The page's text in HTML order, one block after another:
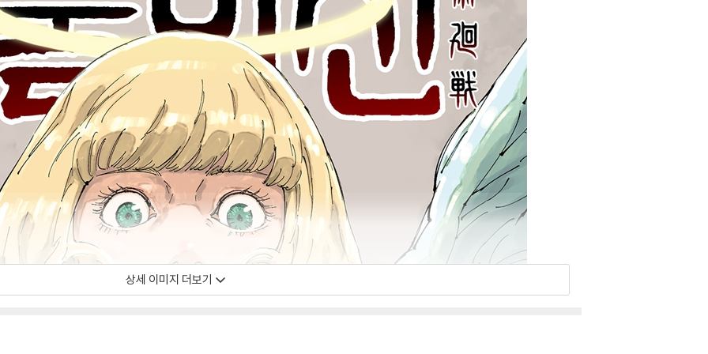
상세 이미지 더보기